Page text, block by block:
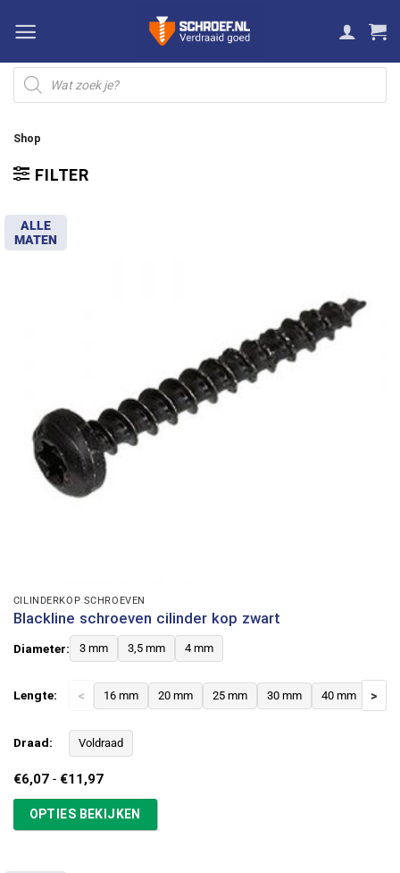
naar
inhoud
Producten
zoeken
Shop
FILTER
ALLE
MATEN
CILINDERKOP SCHROEVEN
Blackline schroeven cilinder kop zwart
Diameter: 3 mm 3,5 mm 4 mm
Lengte: < 16 mm 20 mm 25 mm 30 mm 40 mm >
Draad: Voldraad
€6,07 - €11,97Prijsklasse:
€11,97
OPTIES BEKIJKEN